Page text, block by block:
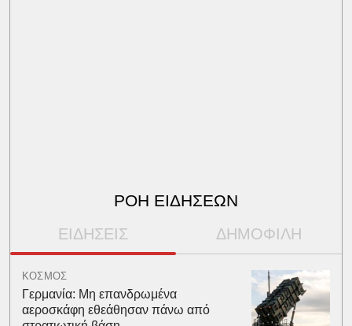
ΡΟΗ ΕΙΔΗΣΕΩΝ
ΕΙΔΗΣΕΙΣ ΔΗΜΟΦΙΛΗ
ΚΟΣΜΟΣ
Γερμανία: Μη επανδρωμένα
αεροσκάφη εθεάθησαν πάνω από